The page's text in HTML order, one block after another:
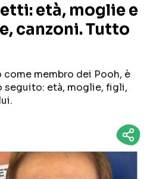
TESTI CANZONI
TOUR ED EVENTI
sui social
età, moglie e
canzoni. Tutto
membro dei Pooh, è
seguito: età, moglie, figli,